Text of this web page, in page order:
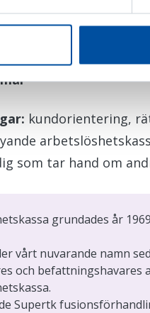
inom
kundorientering,
som tar hand om
grundades år
vårt nuvarande namn
och befattningshavares
Supertk